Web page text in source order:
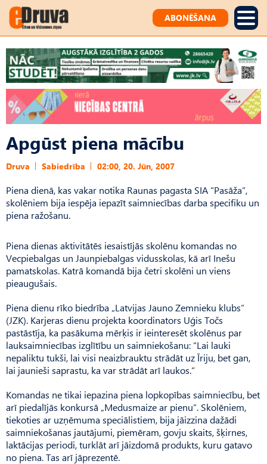
ABONĒŠANA
Apgūst piena mācību
Druva Sabiedrība 02:00, 20. Jūn, 2007
Piena dienā, kas vakar notika Raunas pagasta SIA “Pasāža”,
skolēniem bija iespēja iepazīt saimniecības darba specifiku un
piena ražošanu.
Piena dienas aktivitātēs iesaistījās skolēnu komandas no
Vecpiebalgas un Jaunpiebalgas vidusskolas, kā arī Inešu
pamatskolas. Katrā komandā bija četri skolēni un viens
pieaugušais.
Piena dienu rīko biedrība „Latvijas Jauno Zemnieku klubs”
(JZK). Karjeras dienu projekta koordinators Uģis Točs
pastāstīja, ka pasākuma mērķis ir ieinteresēt skolēnus par
lauksaimniecības izglītību un saimniekošanu: “Lai lauki
nepaliktu tukši, lai visi neaizbrauktu strādāt uz Īriju, bet gan,
lai jaunieši saprastu, ka var strādāt arī laukos.”
Komandas ne tikai iepazina piena lopkopības saimniecību, bet
arī piedalījās konkursā „Medusmaize ar pienu”. Skolēniem,
tiekoties ar uzņēmuma speciālistiem, bija jāizzina dažādi
saimniekošanas jautājumi, piemēram, govju skaits, šķirnes,
laktācijas periodi, turklāt arī jāizdomā produkts, kuru gatavo
no piena. Tas arī jāprezentē.